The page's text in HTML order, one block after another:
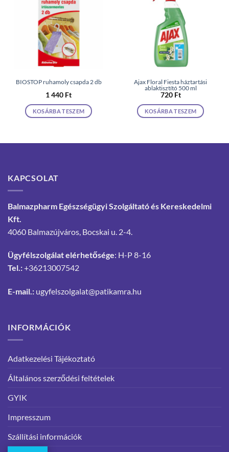
BIOSTOP ruhamoly csapda 2 db
1 440 Ft
KOSÁRBA TESZEM
Ajax Floral Fiesta háztartási
ablaktisztító 500 ml
720 Ft
KOSÁRBA TESZEM
KAPCSOLAT
Balmazpharm Egészségügyi Szolgáltató és Kereskedelmi
Kft.
4060 Balmazújváros, Bocskai u. 2-4.
Ügyfélszolgálat elérhetősége: H-P 8-16
Tel.:+36213007542
E-mail.: ugyfelszolgalat@patikamra.hu
INFORMÁCIÓK
Adatkezelési Tájékoztató
Általános szerződési feltételek
GYIK
Impresszum
Szállítási információk